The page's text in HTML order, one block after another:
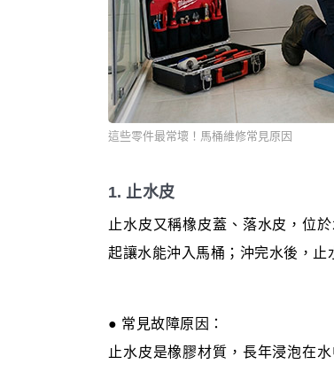
這些零件最常壞！馬桶維修常見原因
1. 止水皮
止水皮又稱橡皮蓋、落水皮，位
起讓水能沖入馬桶；沖完水後，止
● 常見故障原因：
止水皮是橡膠材質，長年浸泡在